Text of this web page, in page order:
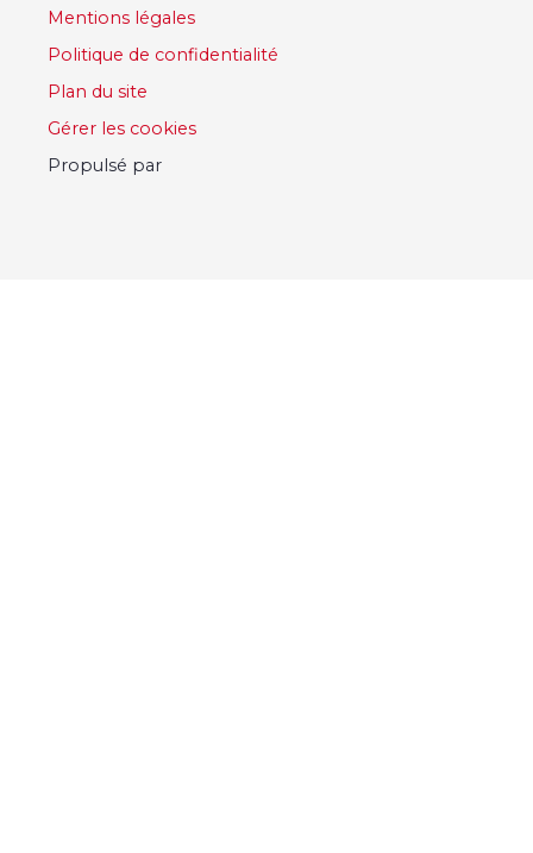
Mentions légales
Politique de confidentialité
Plan du site
Gérer les cookies
Propulsé par